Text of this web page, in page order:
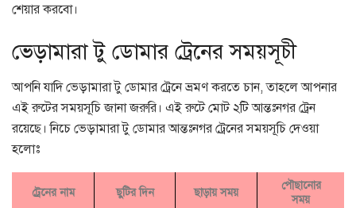
শেয়ার করবো।
ভেড়ামারা টু ডোমার ট্রেনের সময়সূচী
আপনি যাদি ভেড়ামারা টু ডোমার ট্রেনে ভ্রমণ করতে চান, তাহলে আপনার
এই রুটের সময়সূচি জানা জরুরি। এই রুটে মোট ২টি আন্তঃনগর ট্রেন
রয়েছে। নিচে ভেড়ামারা টু ডোমার আন্তঃনগর ট্রেনের সময়সূচি দেওয়া
হলোঃ
ট্রেনের নাম ছুটির দিন ছাড়ায় সময়
পৌছানোর
সময়